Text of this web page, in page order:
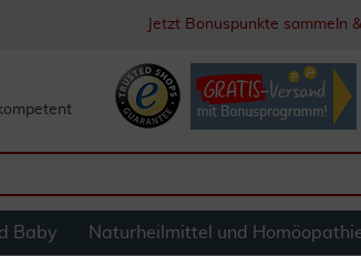
Jetzt Bonuspunkte sammeln
Baby Naturheilmittel und